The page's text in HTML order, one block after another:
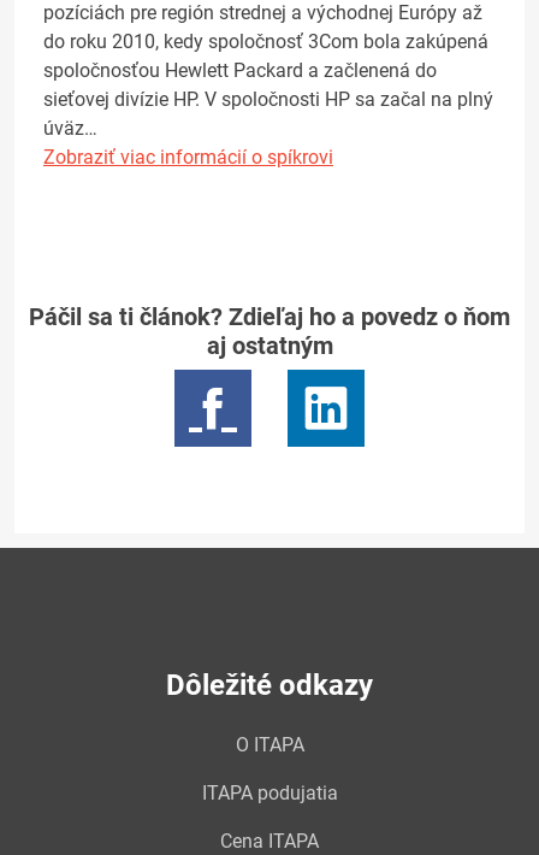
pozíciách pre región strednej a východnej Európy až
do roku 2010, kedy spoločnosť 3Com bola zakúpená
spoločnosťou Hewlett Packard a začlenená do
sieťovej divízie HP. V spoločnosti HP sa začal na plný
úväz…
Zobraziť viac informácií o spíkrovi
Páčil sa ti článok? Zdieľaj ho a povedz o ňom
aj ostatným
Dôležité odkazy
O ITAPA
ITAPA podujatia
Cena ITAPA